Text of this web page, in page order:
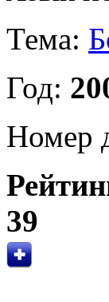
Тема:
Год:
Номер
39